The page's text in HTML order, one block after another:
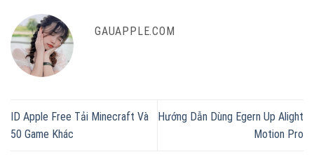
GAUAPPLE.COM
ID Apple Free Tải Minecraft Và
50 Game Khác
Hướng Dẫn Dùng Egern Up Alight
Motion Pro